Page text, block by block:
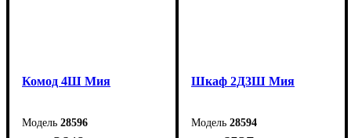
Комод 4Ш Мия
28596
Шкаф 2Д3Ш Мия
28594